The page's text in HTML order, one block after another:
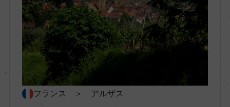
種類
スティルワイン
フランス ＞ アルザス